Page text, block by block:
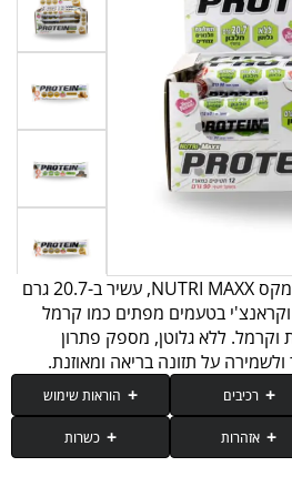
חטיף חלבון טבעוני פרוטאין מקס NUTRI MAXX, עשיר ב-20.7 גרם
וקראנצ'י בטעמים מפתים כמו קרמל
וקרמל. ללא גלוטן, מספק פתרון
על תזונה בריאה ומאוזנת.
רכיבים הוראות שימוש
אזהרות כשרות
כתחליף חטיף במהלך היום, לתמיכה
מחשיפה לשמש.
מעיים מוגברת.הרבנות הראשית לישראל.